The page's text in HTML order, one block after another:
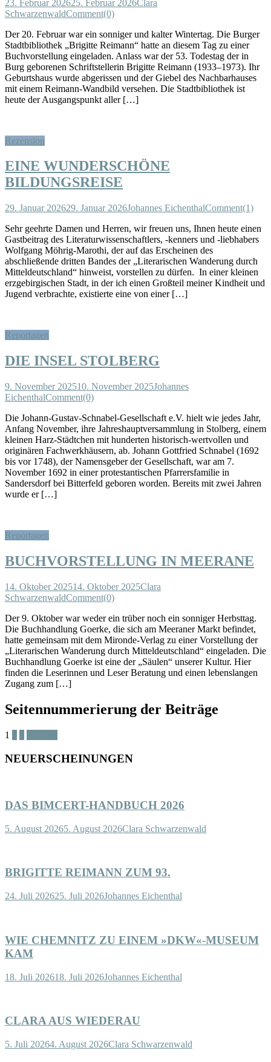
23. Februar 202625. Februar 2026Clara
SchwarzenwaldComment(0)
Der 20. Februar war ein sonniger und kalter Wintertag. Die Burger
Stadtbibliothek „Brigitte Reimann“ hatte an diesem Tag zu einer
Buchvorstellung eingeladen. Anlass war der 53. Todestag der in
Burg geborenen Schriftstellerin Brigitte Reimann (1933–1973). Ihr
Geburtshaus wurde abgerissen und der Giebel des Nachbarhauses
mit einem Reimann-Wandbild versehen. Die Stadtbibliothek ist
heute der Ausgangspunkt aller […]
Rezension
EINE WUNDERSCHÖNE
BILDUNGSREISE
29. Januar 202629. Januar 2026Johannes EichenthalComment(1)
Sehr geehrte Damen und Herren, wir freuen uns, Ihnen heute einen
Gastbeitrag des Literaturwissenschaftlers, -kenners und -liebhabers
Wolfgang Möhrig-Marothi, der auf das Erscheinen des
abschließende dritten Bandes der „Literarischen Wanderung durch
Mitteldeutschland“ hinweist, vorstellen zu dürfen. In einer kleinen
erzgebirgischen Stadt, in der ich einen Großteil meiner Kindheit und
Jugend verbrachte, existierte eine von einer […]
Reportagen
DIE INSEL STOLBERG
9. November 202510. November 2025Johannes
EichenthalComment(0)
Die Johann-Gustav-Schnabel-Gesellschaft e.V. hielt wie jedes Jahr,
Anfang November, ihre Jahreshauptversammlung in Stolberg, einem
kleinen Harz-Städtchen mit hunderten historisch-wertvollen und
originären Fachwerkhäusern, ab. Johann Gottfried Schnabel (1692
bis vor 1748), der Namensgeber der Gesellschaft, war am 7.
November 1692 in einer protestantischen Pfarrersfamilie in
Sandersdorf bei Bitterfeld geboren worden. Bereits mit zwei Jahren
wurde er […]
Reportagen
BUCHVORSTELLUNG IN MEERANE
14. Oktober 202514. Oktober 2025Clara
SchwarzenwaldComment(0)
Der 9. Oktober war weder ein trüber noch ein sonniger Herbsttag.
Die Buchhandlung Goerke, die sich am Meeraner Markt befindet,
hatte gemeinsam mit dem Mironde-Verlag zu einer Vorstellung der
„Literarischen Wanderung durch Mitteldeutschland“ eingeladen. Die
Buchhandlung Goerke ist eine der „Säulen“ unserer Kultur. Hier
finden die Leserinnen und Leser Beratung und einen lebenslangen
Zugang zum […]
Seitennummerierung der Beiträge
1
NEUERSCHEINUNGEN
DAS BIMCERT-HANDBUCH 2026
5. August 20265. August 2026Clara Schwarzenwald
BRIGITTE REIMANN ZUM 93.
24. Juli 202625. Juli 2026Johannes Eichenthal
WIE CHEMNITZ ZU EINEM »DKW«-MUSEUM
KAM
18. Juli 202618. Juli 2026Johannes Eichenthal
CLARA AUS WIEDERAU
5. Juli 20264. August 2026Clara Schwarzenwald